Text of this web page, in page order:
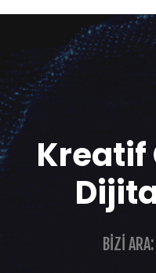
Kreatif
BIZI ARA: